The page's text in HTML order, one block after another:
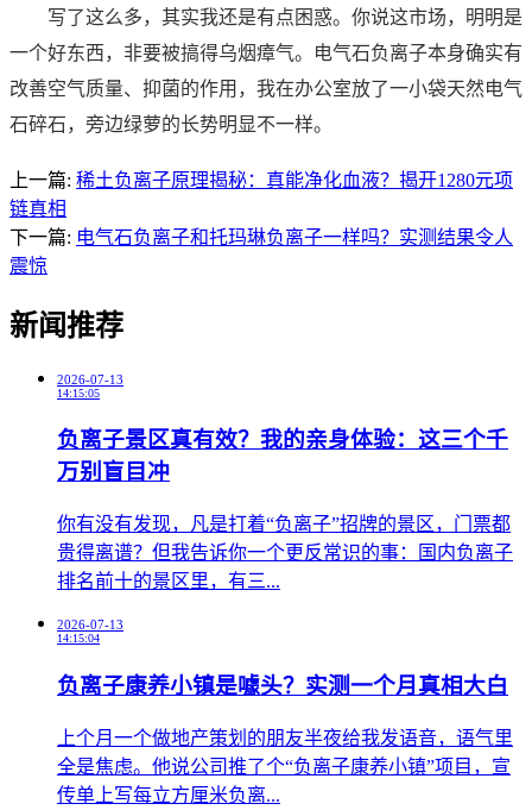
写了这么多，其实我还是有点困惑。你说这市场，明明是
一个好东西，非要被搞得乌烟瘴气。电气石负离子本身确实有
改善空气质量、抑菌的作用，我在办公室放了一小袋天然电气
石碎石，旁边绿萝的长势明显不一样。
上一篇: 稀土负离子原理揭秘：真能净化血液？揭开1280元项
链真相
下一篇: 电气石负离子和托玛琳负离子一样吗？实测结果令人
震惊
新闻推荐
2026-07-13
14:15:05
负离子景区真有效？我的亲身体验：这三个千
万别盲目冲
​你有没有发现，凡是打着“负离子”招牌的景区，门票都
贵得离谱？但我告诉你一个更反常识的事：国内负离子
排名前十的景区里，有三...
2026-07-13
14:15:04
负离子康养小镇是噱头？实测一个月真相大白
​上个月一个做地产策划的朋友半夜给我发语音，语气里
全是焦虑。他说公司推了个“负离子康养小镇”项目，宣
传单上写每立方厘米负离...